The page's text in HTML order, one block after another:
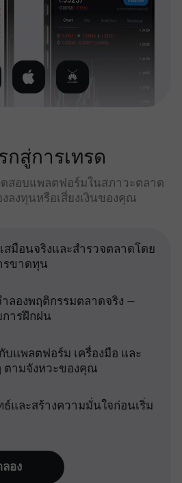
กสู่การเทรด
สอบแพลตฟอร์มในสภาวะตลาด
ลงทุนหรือเสี่ยงเงินของคุณ
สมือนจริงและสำรวจตลาดโดย
รขาดทุน
ลองพฤติกรรมตลาดจริง —
การฝึกฝน
บแพลตฟอร์ม เครื่องมือ และ
ตามจังหวะของคุณ
ธ์และสร้างความมั่นใจก่อนเริ่ม
อง